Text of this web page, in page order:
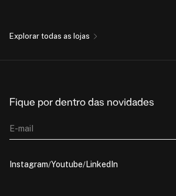
Explorar todas as lojas
Fique por dentro das novidades
E-mail
Instagram Youtube LinkedIn